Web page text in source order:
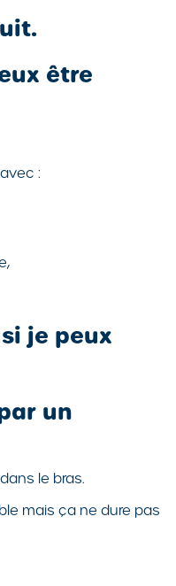
être
:
je peux
un
le bras.
mais ça ne dure pas